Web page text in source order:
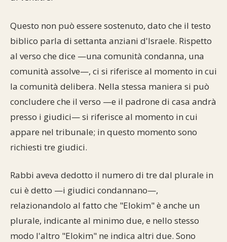
Questo non può essere sostenuto, dato che il testo
biblico parla di settanta anziani d'Israele. Rispetto
al verso che dice —una comunità condanna, una
comunità assolve—, ci si riferisce al momento in cui
la comunità delibera. Nella stessa maniera si può
concludere che il verso —e il padrone di casa andrà
presso i giudici— si riferisce al momento in cui
appare nel tribunale; in questo momento sono
richiesti tre giudici.
Rabbi aveva dedotto il numero di tre dal plurale in
cui è detto —i giudici condannano—,
relazionandolo al fatto che "Elokim" è anche un
plurale, indicante al minimo due, e nello stesso
modo l'altro "Elokim" ne indica altri due. Sono